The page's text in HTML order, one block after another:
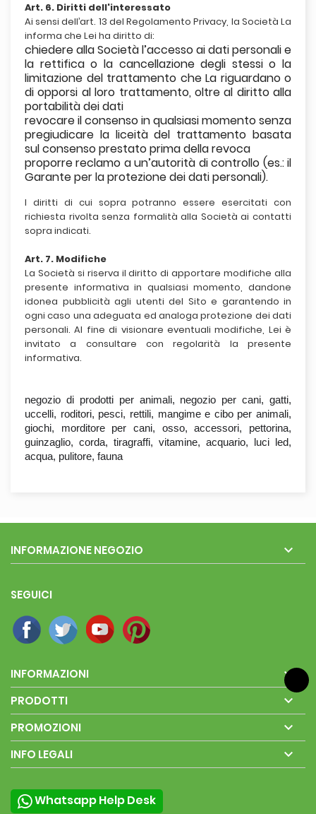
Art. 6. Diritti dell'interessato
Ai sensi dell’art. 13 del Regolamento Privacy, la Società La
informa che Lei ha diritto di:
chiedere alla Società l’accesso ai dati personali e
la rettifica o la cancellazione degli stessi o la
limitazione del trattamento che La riguardano o
di opporsi al loro trattamento, oltre al diritto alla
portabilità dei dati
revocare il consenso in qualsiasi momento senza
pregiudicare la liceità del trattamento basata
sul consenso prestato prima della revoca
proporre reclamo a un’autorità di controllo (es.: il
Garante per la protezione dei dati personali).
I diritti di cui sopra potranno essere esercitati con
richiesta rivolta senza formalità alla Società ai contatti
sopra indicati.
Art. 7. Modifiche
La Società si riserva il diritto di apportare modifiche alla
presente informativa in qualsiasi momento, dandone
idonea pubblicità agli utenti del Sito e garantendo in
ogni caso una adeguata ed analoga protezione dei dati
personali. Al fine di visionare eventuali modifiche, Lei è
invitato a consultare con regolarità la presente
informativa.
negozio di prodotti per animali, negozio per cani, gatti,
uccelli, roditori, pesci, rettili, mangime e cibo per animali,
giochi, morditore per cani, osso, accessori, pettorina,
guinzaglio, corda, tiragraffi, vitamine, acquario, luci led,
acqua, pulitore, fauna
INFORMAZIONE NEGOZIO 
SEGUICI
INFORMAZIONI 
PRODOTTI 
PROMOZIONI 
INFO LEGALI 
Whatsapp Help Desk